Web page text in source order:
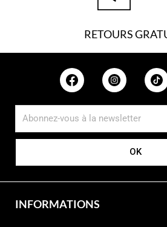
RETOURS
OK
INFORMATIONS